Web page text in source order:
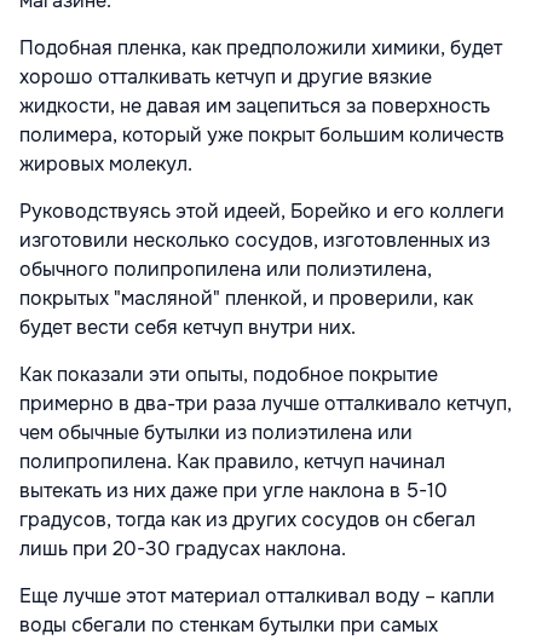
Подобная пленка, как предположили химики, будет
хорошо отталкивать кетчуп и другие вязкие
жидкости, не давая им зацепиться за поверхность
полимера, который уже покрыт большим количеств
жировых молекул.
Руководствуясь этой идеей, Борейко и его коллеги
изготовили несколько сосудов, изготовленных из
обычного полипропилена или полиэтилена,
покрытых "масляной" пленкой, и проверили, как
будет вести себя кетчуп внутри них.
Как показали эти опыты, подобное покрытие
примерно в два-три раза лучше отталкивало кетчуп,
чем обычные бутылки из полиэтилена или
полипропилена. Как правило, кетчуп начинал
вытекать из них даже при угле наклона в 5-10
градусов, тогда как из других сосудов он сбегал
лишь при 20-30 градусах наклона.
Еще лучше этот материал отталкивал воду – капли
воды сбегали по стенкам бутылки при самых